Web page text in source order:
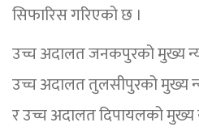
सिफारिस गरिएको छ ।
उच्च अदालत जनकपुरको मुख्य
उच्च अदालत तुलसीपुरको मुख्य
र उच्च अदालत दिपायलको मुख्य